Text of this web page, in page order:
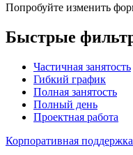
Попробуйте изменить
Быстрые
Частичная занятость
Гибкий график
Полная занятость
Полный день
Проектная работа
Корпоративная